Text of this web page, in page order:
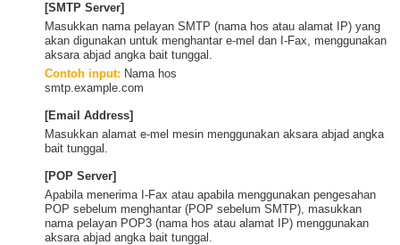
[SMTP Server]
Masukkan nama pelayan SMTP (nama hos atau alamat IP) yang
akan digunakan untuk menghantar e-mel dan I-Fax, menggunakan
aksara abjad angka bait tunggal.
Contoh input: Nama hos
smtp.example.com
[Email Address]
Masukkan alamat e-mel mesin menggunakan aksara abjad angka
bait tunggal.
[POP Server]
Apabila menerima I-Fax atau apabila menggunakan pengesahan
POP sebelum menghantar (POP sebelum SMTP), masukkan
nama pelayan POP3 (nama hos atau alamat IP) menggunakan
aksara abjad angka bait tunggal.